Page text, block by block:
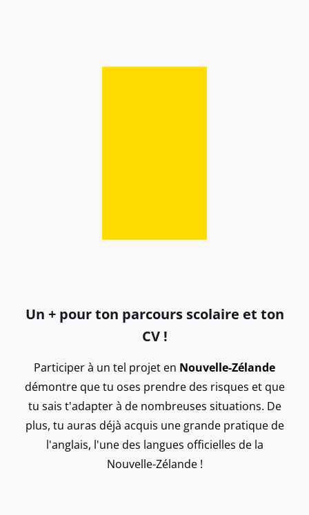
Un + pour ton parcours scolaire et ton
CV !
Participer à un tel projet en Nouvelle-Zélande
démontre que tu oses prendre des risques et que
tu sais t'adapter à de nombreuses situations. De
plus, tu auras déjà acquis une grande pratique de
l'anglais, l'une des langues officielles de la
Nouvelle-Zélande !